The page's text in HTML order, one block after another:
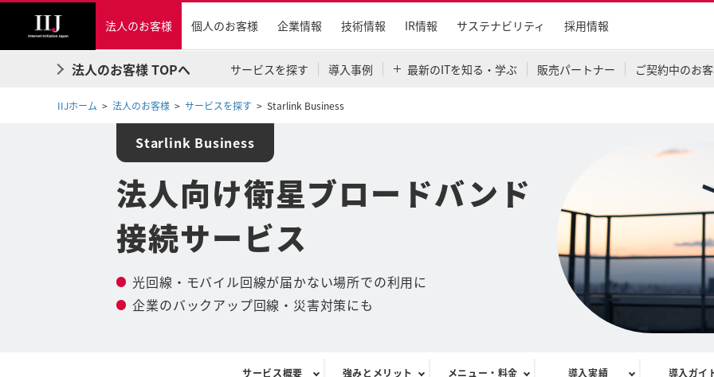
法人のお客様 個人のお客様 企業情報 技術情報 IR情報 サステナビリティ 採用情報
法人のお客様 TOPへ サービスを探す 導入事例 最新のITを知る・学ぶ 販売パートナー ご契約中のお
IIJホーム 法人のお客様 サービスを探す Starlink Business
Starlink Business
法人向け衛星ブロードバンド
接続サービス
光回線・モバイル回線が届かない場所での利用に
企業のバックアップ回線・災害対策にも
サービス概要 強みとメリット メニュー・料金 導入実績 導入ガイ